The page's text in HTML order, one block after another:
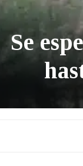
Se